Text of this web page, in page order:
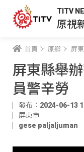
TITV
原視
首頁 原鄉 屏
屏東縣舉
員警辛勞
發布：2024-06-13
屏東市
gese paljaljuman